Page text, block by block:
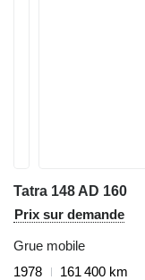
Tatra 148 AD 160
Prix sur demande
Grue mobile
1978
161 400 km